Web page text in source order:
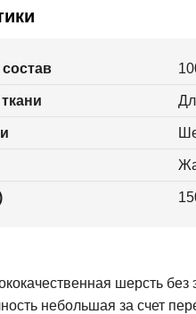
шерсть
небольшая за счет